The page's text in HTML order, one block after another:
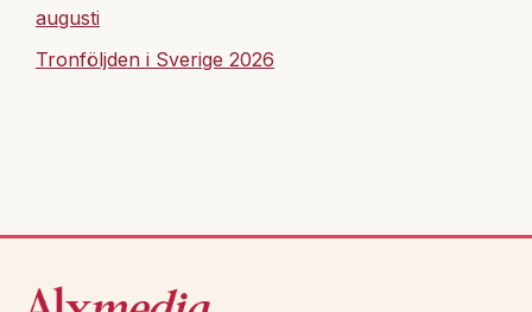
augusti
Tronföljden i Sverige 2026